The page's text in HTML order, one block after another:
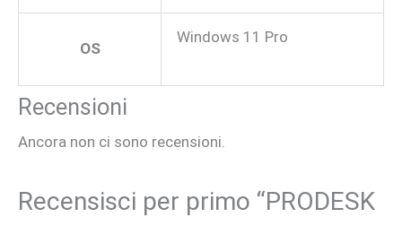
OS
Windows 11 Pro
Recensioni
Ancora non ci sono recensioni.
Recensisci per primo “PRODESK